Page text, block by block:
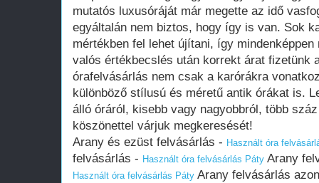
mutatós luxusóráját már megette az idő
egyáltalán nem biztos, hogy így is van. Sok
mértékben fel lehet újítani, így
valós értékbecslés után korrekt árat fizetünk
órafelvásárlás nem csak a karórákra
különböző stílusú és méretű antik órákat is.
álló óráról, kisebb vagy nagyobbról, több
köszönettel várjuk megkeresését!
Arany és ezüst felvásárlás - Használt óra
felvásárlás - Használt óra felvásárlás Páty Arany
Használt óra felvásárlás Páty Arany felvásárlás